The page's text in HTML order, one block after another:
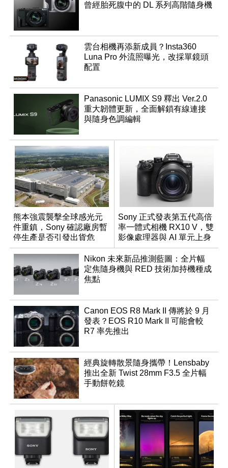
曾經胎死腹中的 DL 系列高階隨身機
雲台相機再添新成員？Insta360
Luna Pro 外流照曝光，改採單鏡頭
配置
Panasonic LUMIX S9 釋出 Ver.2.0
重大韌體更新，全面解鎖有線連接
與隨身色調編輯
熊本強震襲擊全球感光元
件重鎮，Sony 確認廠房暫
停生產是否引發出貨危
機？
Sony 正式發表第五代高倍
率一體式相機 RX10 V，雙
影像處理器與 AI 單元上身
Nikon 未來新品推測藍圖：全片幅
定焦隨身機與 RED 技術加持機種成
焦點
Canon EOS R8 Mark II 傳將於 9 月
發表？EOS R10 Mark II 可能會較
R7 率先推出
經典旋轉散景隨身攜帶！Lensbaby
推出全新 Twist 28mm F3.5 全片幅
手動餅乾鏡